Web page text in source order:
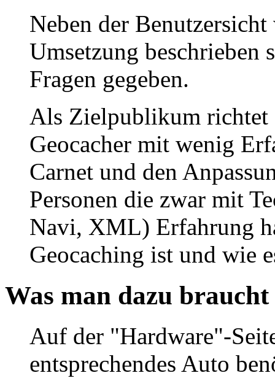
Neben der
Umsetzung
Fragen gegeben.
Als Zielpublikum richtet
Geocacher mit wenig
Carnet und den
Personen die zwar mit
Navi, XML) Erfahrung
Geocaching ist und wie
Was man dazu braucht
Auf der "Hardware"-
entsprechendes Auto